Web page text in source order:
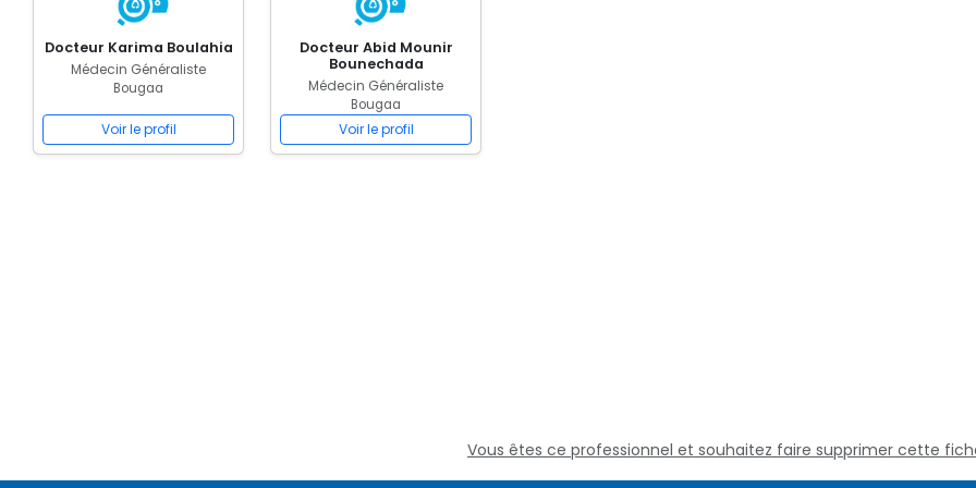
Docteur Karima Boulahia
Médecin Généraliste
Bougaa
Voir le profil
Docteur Abid Mounir
Bounechada
Médecin Généraliste
Bougaa
Voir le profil
Vous êtes ce professionnel et souhaitez faire supprimer cette